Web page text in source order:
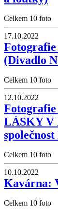
Celkem 10 foto
17.10.2022
(Divadlo
Celkem 10 foto
12.10.2022
LÁSKY V
Celkem 10 foto
10.10.2022
Kavárna:
Celkem 10 foto